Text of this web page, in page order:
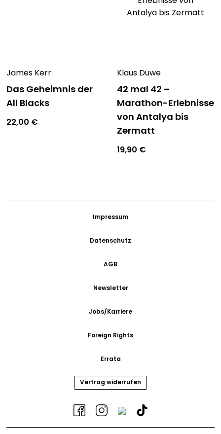
James Kerr
Das Geheimnis der
All Blacks
22,00 €
Klaus Duwe
42 mal 42 –
Marathon-Erlebnisse
von Antalya bis
Zermatt
19,90 €
Impressum
Datenschutz
AGB
Newsletter
Jobs/Karriere
Foreign Rights
Errata
Vertrag widerrufen